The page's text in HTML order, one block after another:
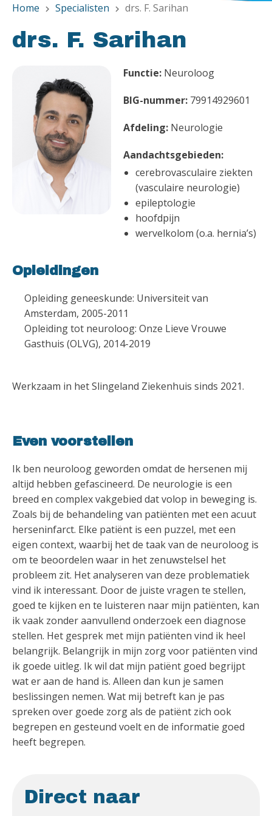
Home chevron_right Specialisten chevron_right drs. F. Sarihan
drs. F. Sarihan
Functie: Neuroloog
BIG-nummer: 79914929601
Afdeling: Neurologie
Aandachtsgebieden:
cerebrovasculaire ziekten
(vasculaire neurologie)
epileptologie
hoofdpijn
wervelkolom (o.a. hernia’s)
Opleidingen
Opleiding geneeskunde: Universiteit van
Amsterdam, 2005-2011
Opleiding tot neuroloog: Onze Lieve Vrouwe
Gasthuis (OLVG), 2014-2019
Werkzaam in het Slingeland Ziekenhuis sinds 2021.
Even voorstellen
Ik ben neuroloog geworden omdat de hersenen mij
altijd hebben gefascineerd. De neurologie is een
breed en complex vakgebied dat volop in beweging is.
Zoals bij de behandeling van patiënten met een acuut
herseninfarct. Elke patiënt is een puzzel, met een
eigen context, waarbij het de taak van de neuroloog is
om te beoordelen waar in het zenuwstelsel het
probleem zit. Het analyseren van deze problematiek
vind ik interessant. Door de juiste vragen te stellen,
goed te kijken en te luisteren naar mijn patiënten, kan
ik vaak zonder aanvullend onderzoek een diagnose
stellen. Het gesprek met mijn patiënten vind ik heel
belangrijk. Belangrijk in mijn zorg voor patiënten vind
ik goede uitleg. Ik wil dat mijn patiënt goed begrijpt
wat er aan de hand is. Alleen dan kun je samen
beslissingen nemen. Wat mij betreft kan je pas
spreken over goede zorg als de patiënt zich ook
begrepen en gesteund voelt en de informatie goed
heeft begrepen.
Direct naar